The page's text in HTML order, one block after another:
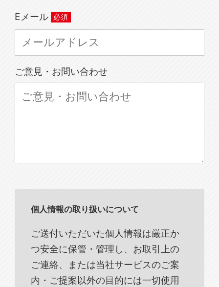
Eメール
ご意見・お問い合わせ
個人情報の取り扱いについて
ご送付いただいた個人情報は厳正か
つ安全に保管・管理し、お取引上の
ご連絡、または当社サービスのご案
内・ご提案以外の目的には一切使用